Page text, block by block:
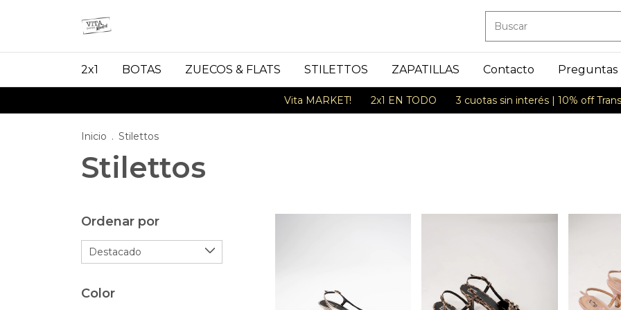
2x1 BOTAS ZUECOS & FLATS STILETTOS ZAPATILLAS Contacto Preguntas
Vita MARKET! 2x1 EN TODO 3 cuotas sin interés | 10% off Transferencia
Inicio . Stilettos
Stilettos
Ordenar por
Color